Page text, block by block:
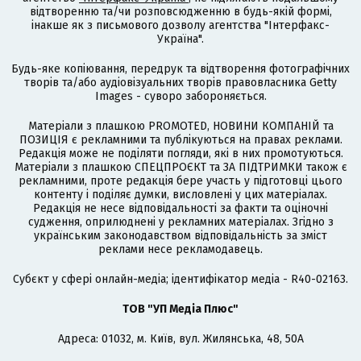
відтворенню та/чи розповсюдженню в будь-якій формі,
інакше як з письмового дозволу агентства "Інтерфакс-
Україна".
Будь-яке копіювання, передрук та відтворення фотографічних
творів та/або аудіовізуальних творів правовласника Getty
Images - суворо забороняється.
Матеріали з плашкою PROMOTED, НОВИНИ КОМПАНІЙ та
ПОЗИЦІЯ є рекламними та публікуються на правах реклами.
Редакція може не поділяти погляди, які в них промотуються.
Матеріали з плашкою СПЕЦПРОЄКТ та ЗА ПІДТРИМКИ також є
рекламними, проте редакція бере участь у підготовці цього
контенту і поділяє думки, висловлені у цих матеріалах.
Редакція не несе відповідальності за факти та оціночні
судження, оприлюднені у рекламних матеріалах. Згідно з
українським законодавством відповідальність за зміст
реклами несе рекламодавець.
Cубєкт у сфері онлайн-медіа; ідентифікатор медіа - R40-02163.
ТОВ "УП Медіа Плюс"
Адреса: 01032, м. Київ, вул. Жилянська, 48, 50А